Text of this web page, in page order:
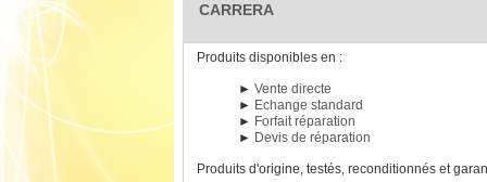
CARRERA
Produits disponibles en :
► Vente directe
► Echange standard
► Forfait réparation
► Devis de réparation
Produits d'origine, testés, reconditionnés et